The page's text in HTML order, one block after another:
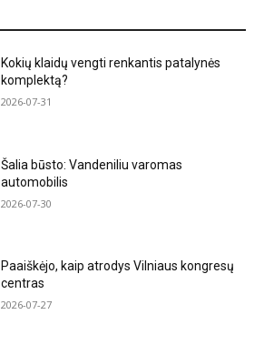
Kokių klaidų vengti renkantis patalynės
komplektą?
2026-07-31
Šalia būsto: Vandeniliu varomas
automobilis
2026-07-30
Paaiškėjo, kaip atrodys Vilniaus kongresų
centras
2026-07-27